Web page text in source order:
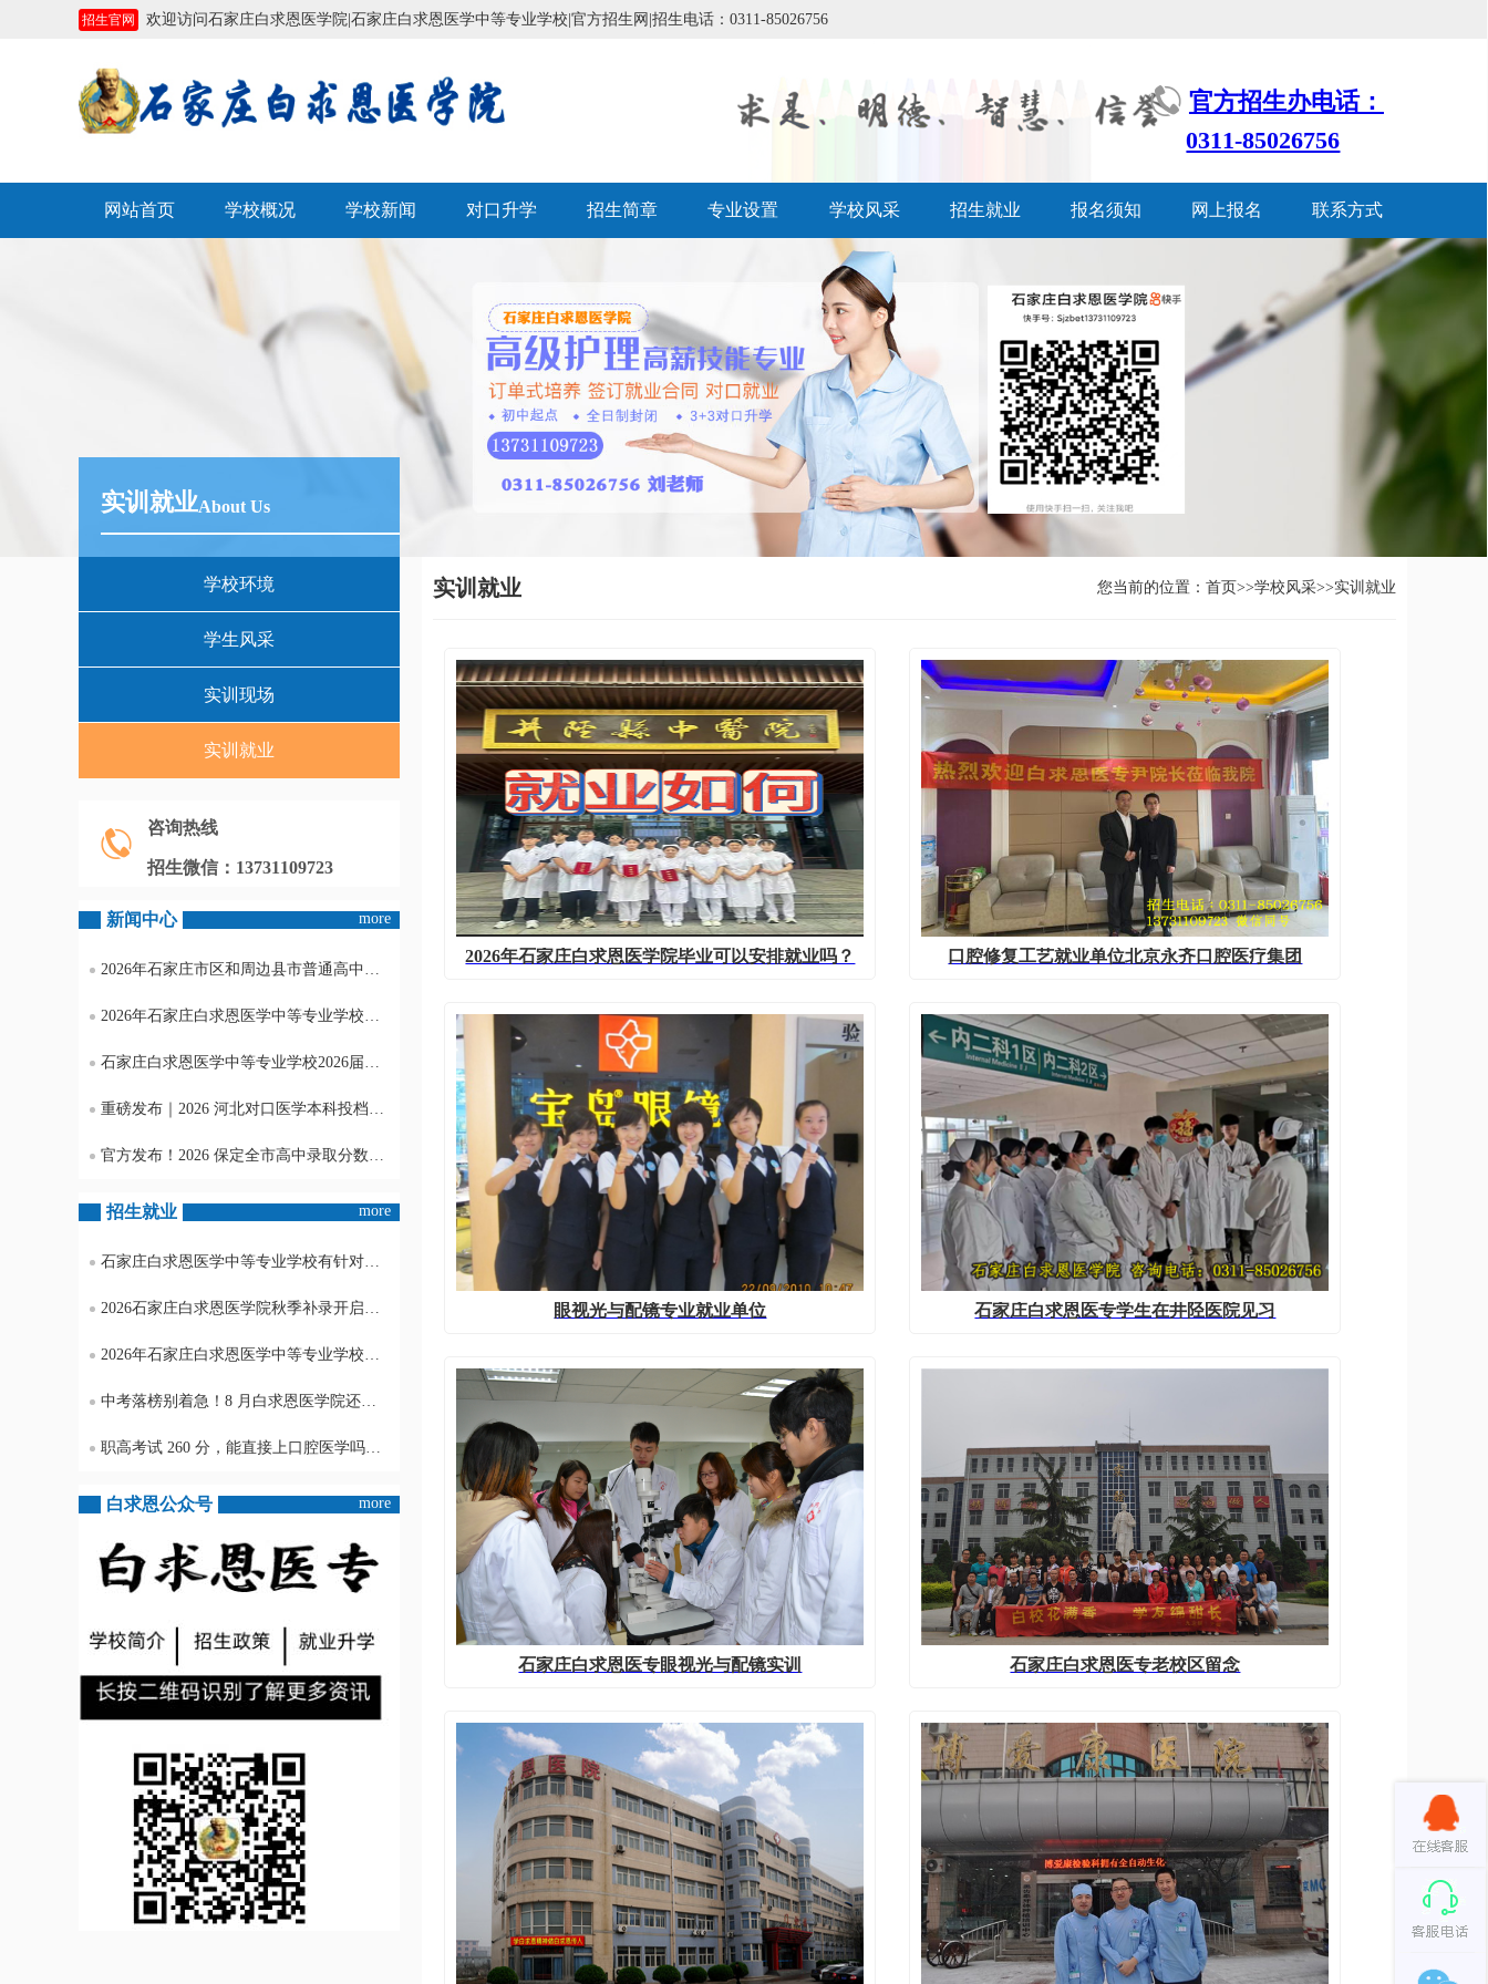
招生官网 欢迎访问石家庄白求恩医学院|石家庄白求恩医学中等专业学校|官方招生网|招生电话：0311-85026756
官方招生办电话：
0311-85026756
网站首页 学校概况 学校新闻 对口升学 招生简章 专业设置 学校风采 招生就业 报名须知 网上报名 联系方式
实训就业About Us
学校环境
学生风采
实训现场
实训就业
咨询热线
招生微信：13731109723
新闻中心 more
2026年石家庄市区和周边县市普通高中录取分数线
2026年石家庄白求恩医学中等专业学校还可以报名吗？
石家庄白求恩医学中等专业学校2026届毕业证领取通知
重磅发布｜2026 河北对口医学本科投档分数线
官方发布！2026 保定全市高中录取分数线完整汇总
招生就业 more
石家庄白求恩医学中等专业学校有针对高中生的单招培训班吗？
2026石家庄白求恩医学院秋季补录开启！开学可插班，正规全日制医学中专可建档
2026年石家庄白求恩医学中等专业学校开学了还可以在报名吗？
中考落榜别着急！8 月白求恩医学院还可补录，全日制医学中专最后窗口期
职高考试 260 分，能直接上口腔医学吗？硬核政策 + 分数规划讲透
白求恩公众号 more
实训就业 您当前的位置：首页>>学校风采>>实训就业
2026年石家庄白求恩医学院毕业可以安排就业吗？ 口腔修复工艺就业单位北京永齐口腔医疗集团
眼视光与配镜专业就业单位 石家庄白求恩医专学生在井陉医院见习
石家庄白求恩医专眼视光与配镜实训 石家庄白求恩医专老校区留念